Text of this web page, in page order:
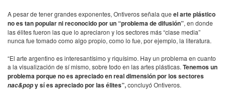
A pesar de tener grandes exponentes, Ontiveros señala que el arte plástico
no es tan popular ni reconocido por un “problema de difusión”, en donde
las élites fueron las que lo apreciaron y los sectores más “clase media”
nunca fue tomado como algo propio, como lo fue, por ejemplo, la literatura.
“El arte argentino es interesantísimo y riquísimo. Hay un problema en cuanto
a la visualización de sí mismo, sobre todo en las artes plásticas. Tenemos un
problema porque no es apreciado en real dimensión por los sectores
nac&popy sí es apreciado por las élites”,concluyó Ontiveros.